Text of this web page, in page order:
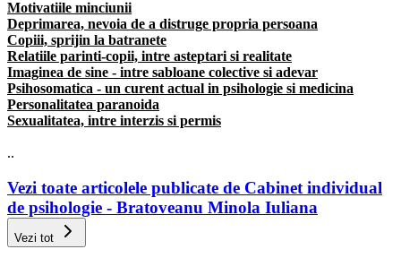
Motivatiile minciunii
Deprimarea, nevoia de a distruge propria persoana
Copiii, sprijin la batranete
Relatiile parinti-copii, intre asteptari si realitate
Imaginea de sine - intre sabloane colective si adevar
Psihosomatica - un curent actual in psihologie si medicina
Personalitatea paranoida
Sexualitatea, intre interzis si permis
..
Vezi toate articolele publicate de Cabinet individual
de psihologie - Bratoveanu Minola Iuliana
Vezi tot